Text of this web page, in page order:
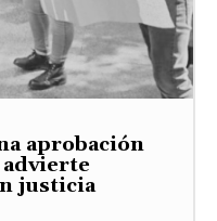
aprobación
justicia